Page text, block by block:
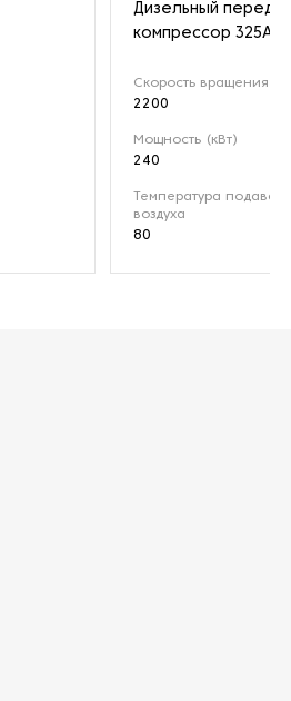
Дизельный
компрессор 325A
Скорость вращения
2200
Мощность (кВт)
240
Температура
воздуха
80